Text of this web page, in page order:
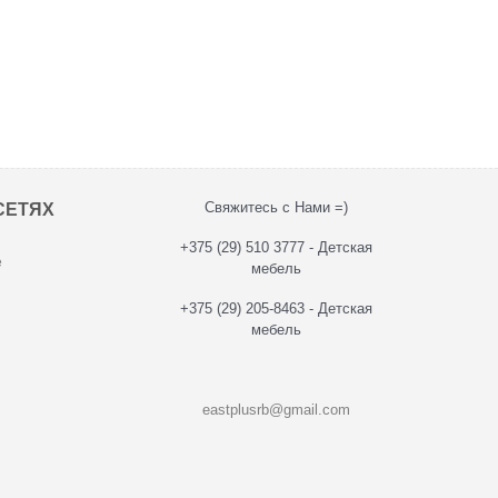
Свяжитесь с Нами =)
+375 (29) 510 3777 - Детская
мебель
+375 (29) 205-8463 - Детская
мебель
eastplusrb@gmail.com